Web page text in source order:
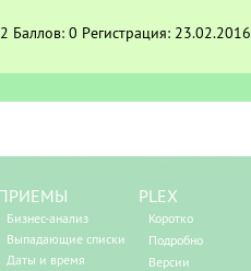
Баллов: 0 Регистрация: 23.02.2016
Бизнес-анализ
Выпадающие списки
Даты и время
PLEX
Коротко
Подробно
Версии